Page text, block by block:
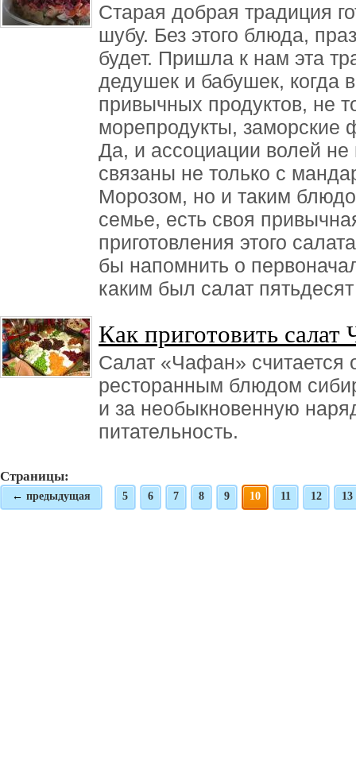
Старая добрая традиция
шубу. Без этого блюда,
будет. Пришла к нам эта
дедушек и бабушек, когда
привычных продуктов, не
морепродукты, заморские
Да, и ассоциации волей не
связаны не только с
Морозом, но и таким
семье, есть своя
приготовления этого
бы напомнить о
каким был салат
Как приготовить салат
Салат «Чафан» считается
ресторанным блюдом
и за необыкновенную
питательность.
Страницы:
← предыдущая 5 6 7 8 9 10 11 12 13